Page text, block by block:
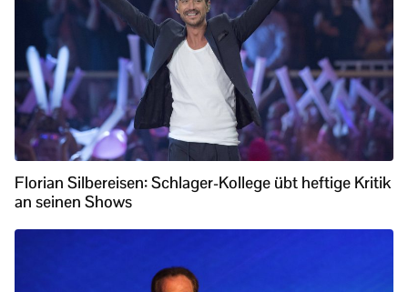
Florian Silbereisen: Schlager-Kollege übt heftige Kritik
an seinen Shows